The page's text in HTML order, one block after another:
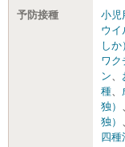
予防接種 小児
ウイ
し
ワク
ン、
種、
独）
独）
四種